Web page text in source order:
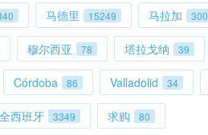
马德里 15249 马拉加 300
穆尔西亚 78 塔拉戈纳 39
Córdoba 86 Valladolid 34
全西班牙 3349 求购 80